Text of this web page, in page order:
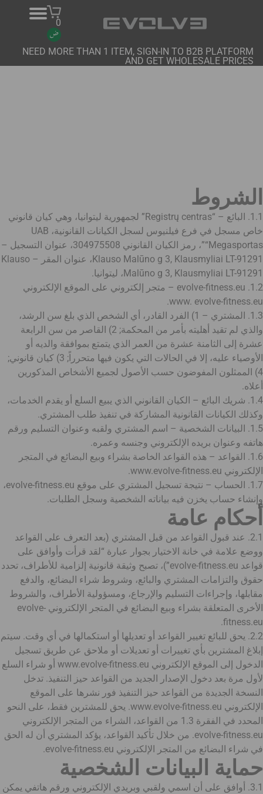
0
NEED MORE THAN 1 ITEM, SIGN-IN TO B2B PLATFORM
AND GET WHOLESALE PRICES
الشروط
1.1. البائع – “Registrų centras” لجمهورية ليتوانيا، وهي كيان قانوني
خاص مسجل في فرع فيلنيوس لسجل الكيانات القانونية، UAB
“Megasportas”، رمز الكيان القانوني 304975508، عنوان التسجيل –
Klauso Malūno g 3, Klausmyliai LT-91291، عنوان المقر – Klauso
Malūno g 3, Klausmyliai LT-91291، ليتوانيا.
1.2. evolve-fitness.eu – متجر إلكتروني على الموقع الإلكتروني
www. evolve-fitness.eu.
1.3. المشتري – 1) الفرد القادر، أي الشخص الذي بلغ سن الرشد،
والذي لم تقيد أهليته بأمر من المحكمة; 2) القاصر من سن الرابعة
عشرة إلى الثامنة عشرة من العمر الذي يتمتع بموافقة والديه أو
الأوصياء عليه، إلا في الحالات التي يكون فيها متحرراً; 3) كيان قانوني;
4) الممثلون المفوضون حسب الأصول لجميع الأشخاص المذكورين
أعلاه.
1.4. شريك البائع – الكيان القانوني الذي يبيع السلع أو يقدم الخدمات،
وكذلك الكيانات القانونية المشاركة في تنفيذ طلب المشتري.
1.5. البيانات الشخصية – اسم المشتري ولقبه وعنوان التسليم ورقم
هاتفه وعنوان بريده الإلكتروني وجنسه وعمره.
1.6. القواعد – هذه القواعد الخاصة بشراء وبيع البضائع في المتجر
الإلكتروني www.evolve-fitness.eu.
1.7. الحساب – نتيجة تسجيل المشتري على موقع evolve-fitness.eu،
وإنشاء حساب يخزن فيه بياناته الشخصية وسجل الطلبات.
أحكام عامة
2.1. عند قبول القواعد من قبل المشتري (بعد التعرف على القواعد
ووضع علامة في خانة الاختيار بجوار عبارة “لقد قرأت وأوافق على
قواعد evolve-fitness.eu”)، تصبح وثيقة قانونية إلزامية للأطراف، تحدد
حقوق والتزامات المشتري والبائع، وشروط شراء البضائع، والدفع
مقابلها، وإجراءات التسليم والإرجاع، ومسؤولية الأطراف، والشروط
الأخرى المتعلقة بشراء وبيع البضائع في المتجر الإلكتروني evolve-
fitness.eu.
2.2. يحق للبائع تغيير القواعد أو تعديلها أو استكمالها في أي وقت. سيتم
إبلاغ المشترين بأي تغييرات أو تعديلات أو ملاحق عن طريق تسجيل
الدخول إلى الموقع الإلكتروني www.evolve-fitness.eu أو شراء السلع
لأول مرة بعد دخول الإصدار الجديد من القواعد حيز التنفيذ. تدخل
النسخة الجديدة من القواعد حيز التنفيذ فور نشرها على الموقع
الإلكتروني www.evolve-fitness.eu. يحق للمشترين فقط، على النحو
المحدد في الفقرة 1.3 من القواعد، الشراء من المتجر الإلكتروني
evolve-fitness.eu. من خلال تأكيد القواعد، يؤكد المشتري أن له الحق
في شراء البضائع من المتجر الإلكتروني evolve-fitness.eu.
حماية البيانات الشخصية
3.1. أوافق على أن اسمي ولقبي وبريدي الإلكتروني ورقم هاتفي يمكن